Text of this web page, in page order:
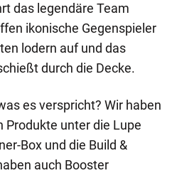
das legendäre Team
ikonische Gegenspieler
lodern auf und das
durch die Decke.
es verspricht? Wir haben
Produkte unter die Lupe
Box und die Build &
auch Booster